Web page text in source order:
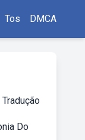
Tos DMCA
Do